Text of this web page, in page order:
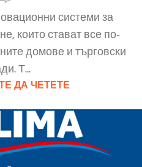
системи за
които стават все по-
домове и търговски
Т...
ДА ЧЕТЕТЕ